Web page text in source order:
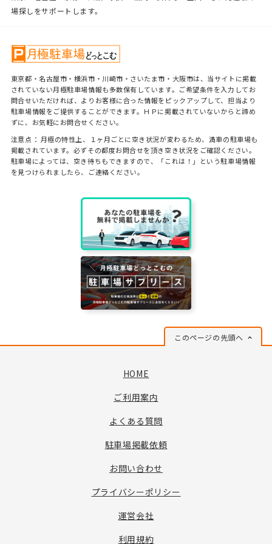
場探しをサポートします。
東京都・名古屋市・横浜市・川崎市・さいたま市・大阪市は、当サイトに掲載
されていない月極駐車場情報も多数保有しています。ご希望条件を入力してお
問合せいただければ、よりお客様に合った情報をピックアップして、担当より
駐車場情報をご提供することができます。ＨＰに掲載されていないからと諦め
ずに、お気軽にお問合せください。
注意点： 月極の特性上、１ヶ月ごとに空き状況が変わるため、満車の駐車場も
掲載されています。必ずその都度お問合せを頂き空き状況をご確認ください。
駐車場によっては、空き待ちもできますので、「これは！」という駐車場情報
を見つけられましたら、ご連絡ください。
このページの先頭へ
HOME
ご利用案内
よくある質問
駐車場掲載依頼
お問い合わせ
プライバシーポリシー
運営会社
利用規約